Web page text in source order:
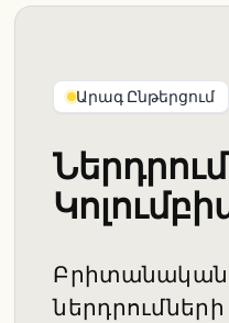
Արագ Ընթերցում
Բրիտանական